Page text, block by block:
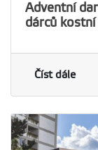
Adventní
dárců
Číst dále